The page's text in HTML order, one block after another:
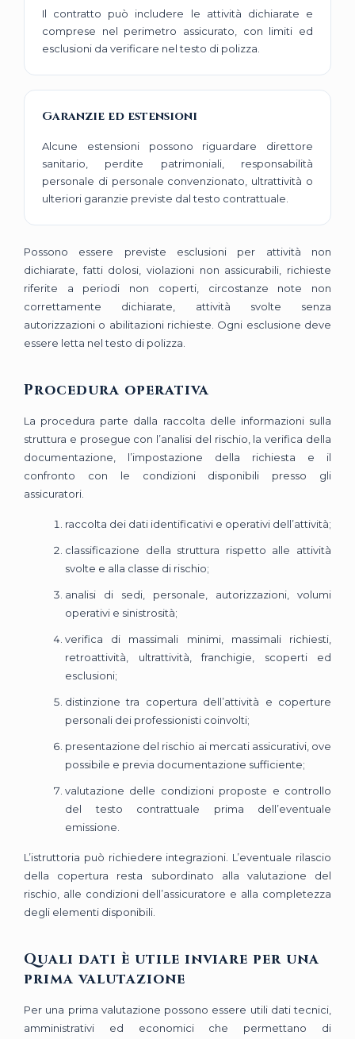
Il contratto può includere le attività dichiarate e
comprese nel perimetro assicurato, con limiti ed
esclusioni da verificare nel testo di polizza.
Garanzie ed estensioni
Alcune estensioni possono riguardare direttore
sanitario, perdite patrimoniali, responsabilità
personale di personale convenzionato, ultrattività o
ulteriori garanzie previste dal testo contrattuale.
Possono essere previste esclusioni per attività non
dichiarate, fatti dolosi, violazioni non assicurabili, richieste
riferite a periodi non coperti, circostanze note non
correttamente dichiarate, attività svolte senza
autorizzazioni o abilitazioni richieste. Ogni esclusione deve
essere letta nel testo di polizza.
Procedura operativa
La procedura parte dalla raccolta delle informazioni sulla
struttura e prosegue con l’analisi del rischio, la verifica della
documentazione, l’impostazione della richiesta e il
confronto con le condizioni disponibili presso gli
assicuratori.
raccolta dei dati identificativi e operativi dell’attività;
classificazione della struttura rispetto alle attività
svolte e alla classe di rischio;
analisi di sedi, personale, autorizzazioni, volumi
operativi e sinistrosità;
verifica di massimali minimi, massimali richiesti,
retroattività, ultrattività, franchigie, scoperti ed
esclusioni;
distinzione tra copertura dell’attività e coperture
personali dei professionisti coinvolti;
presentazione del rischio ai mercati assicurativi, ove
possibile e previa documentazione sufficiente;
valutazione delle condizioni proposte e controllo
del testo contrattuale prima dell’eventuale
emissione.
L’istruttoria può richiedere integrazioni. L’eventuale rilascio
della copertura resta subordinato alla valutazione del
rischio, alle condizioni dell’assicuratore e alla completezza
degli elementi disponibili.
Quali dati è utile inviare per una
prima valutazione
Per una prima valutazione possono essere utili dati tecnici,
amministrativi ed economici che permettano di